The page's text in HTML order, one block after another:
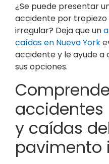
¿Se puede presentar
accidente por
irregular? Deja que un
caídas en Nueva York
accidente y le ayude
sus opciones.
accidentes
y caídas
pavimento